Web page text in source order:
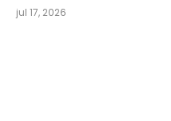
jul 17, 2026